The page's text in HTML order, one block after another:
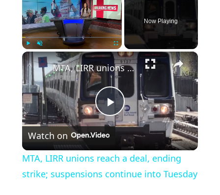
Play Unmute Fullscreen
Now Playing
×
Play
Video
MTA, LIRR unions reach a deal, ending strike; suspensions continue into Tuesday
Watch on
MTA, LIRR unions reach a deal, ending
strike; suspensions continue into Tuesday